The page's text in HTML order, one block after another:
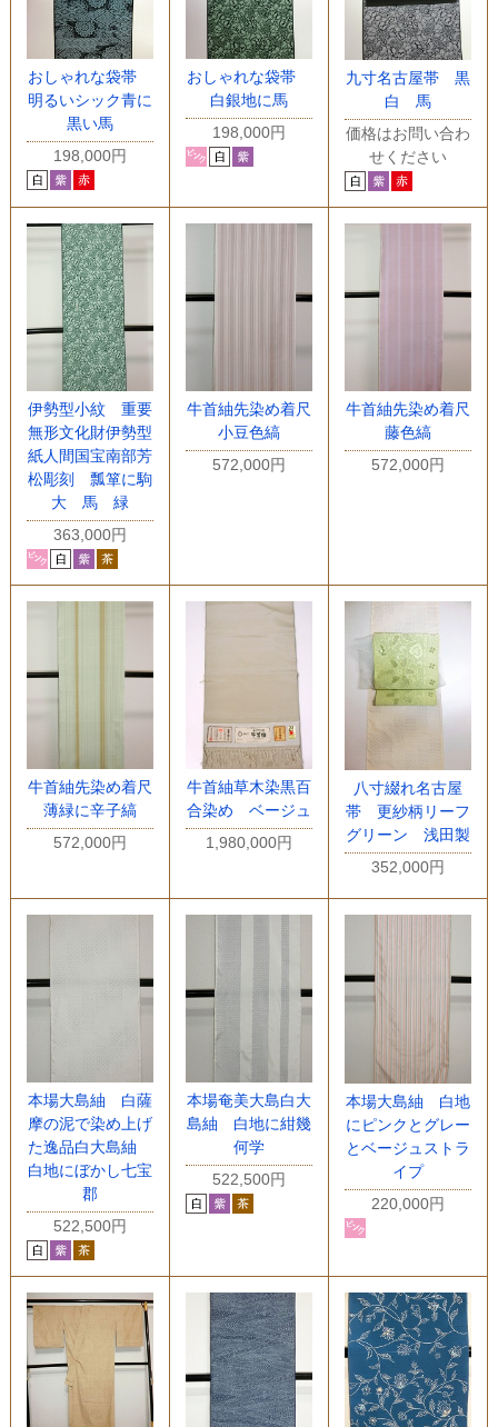
おしゃれな袋帯
明るいシック青に
黒い馬
198,000円
おしゃれな袋帯
白銀地に馬
198,000円
九寸名古屋帯 黒
白 馬
価格はお問い合わ
せください
伊勢型小紋 重要
無形文化財伊勢型
紙人間国宝南部芳
松彫刻 瓢箪に駒
大 馬 緑
363,000円
牛首紬先染め着尺
小豆色縞
572,000円
牛首紬先染め着尺
藤色縞
572,000円
牛首紬先染め着尺
薄緑に辛子縞
572,000円
牛首紬草木染黒百
合染め ベージュ
1,980,000円
八寸綴れ名古屋
帯 更紗柄リーフ
グリーン 浅田製
352,000円
本場大島紬 白薩
摩の泥で染め上げ
た逸品白大島紬
白地にぼかし七宝
郡
522,500円
本場奄美大島白大
島紬 白地に紺幾
何学
522,500円
本場大島紬 白地
にピンクとグレー
とベージュストラ
イプ
220,000円